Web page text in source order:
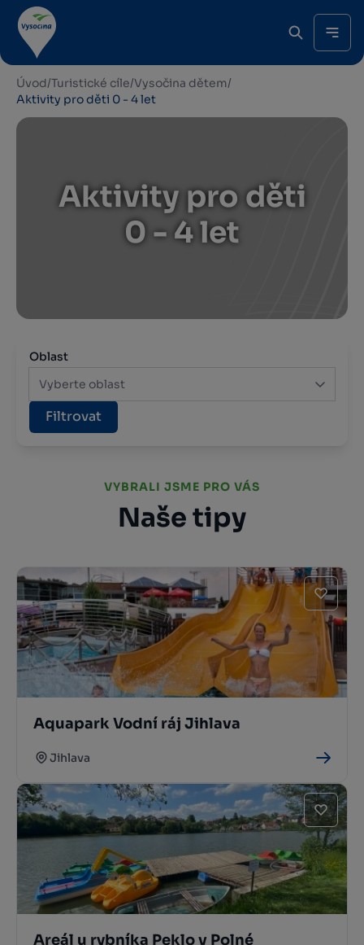
Úvod/Turistické cíle/Vysočina dětem/
Aktivity pro děti 0 - 4 let
Aktivity pro děti
0 - 4 let
Oblast
Vyberte oblast
Filtrovat
VYBRALI JSME PRO VÁS
Naše tipy
Aquapark Vodní ráj Jihlava
Jihlava
Areál u rybníka Peklo v Polné